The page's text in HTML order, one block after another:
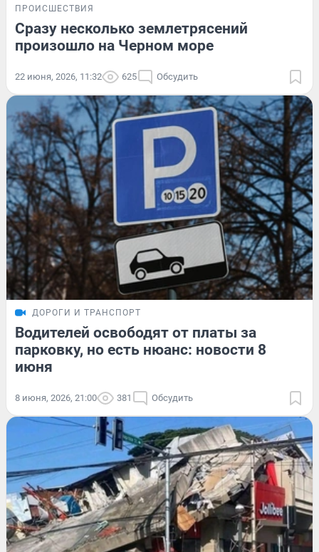
ПРОИСШЕСТВИЯ
Сразу несколько землетрясений
произошло на Черном море
22 июня, 2026, 11:32 625 Обсудить
ДОРОГИ И ТРАНСПОРТ
Водителей освободят от платы за
парковку, но есть нюанс: новости 8
июня
8 июня, 2026, 21:00 381 Обсудить